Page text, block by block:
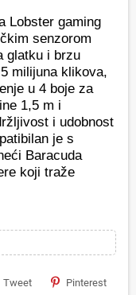
Lobster gaming
senzorom
glatku i brzu
milijuna klikova,
u 4 boje za
1,5 m i
i udobnost
je s
Baracuda
koji traže
Tweet Pinterest